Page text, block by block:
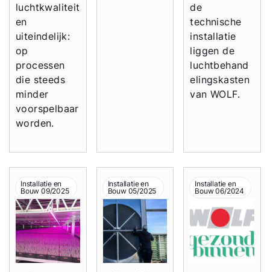
luchtkwaliteit
en
uiteindelijk:
op
processen
die steeds
minder
voorspelbaar
worden.
de
technische
installatie
liggen de
luchtbehand
elingskasten
van WOLF.
Installatie en
Bouw 09/2025
Installatie en
Bouw 05/2025
Installatie en
Bouw 06/2024
Hallo!
Hoe kunnen wij u helpen?
Contact met het team